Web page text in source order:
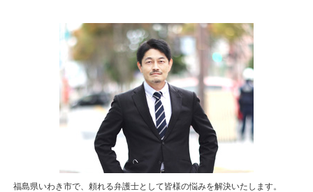
福島県いわき市で、頼れる弁護士として皆様の悩みを解決いたします。